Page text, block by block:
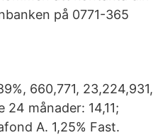
på 0771-365
660,771, 23,224,931,
månader: 14,11;
A. 1,25% Fast.